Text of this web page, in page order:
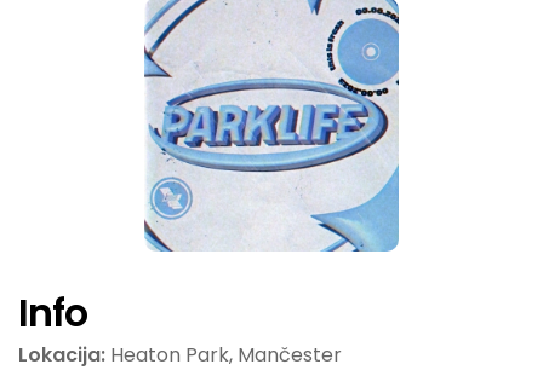
Info
Lokacija: Heaton Park, Mančester